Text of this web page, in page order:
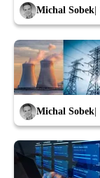
Michal Sobek
Michal Sobek